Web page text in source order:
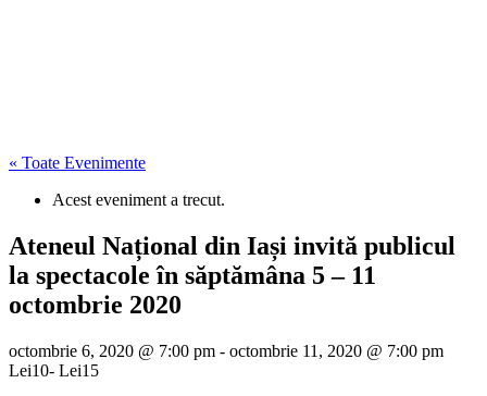
« Toate Evenimente
Acest eveniment a trecut.
Ateneul Național din Iași invită publicul
la spectacole în săptămâna 5 – 11
octombrie 2020
octombrie 6, 2020 @ 7:00 pm - octombrie 11, 2020 @ 7:00 pm
Lei10- Lei15